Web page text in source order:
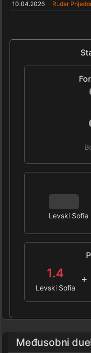
10.04.2026 Rudar
Levski Sofia
1.4
Levski Sofia
+
Međusobni